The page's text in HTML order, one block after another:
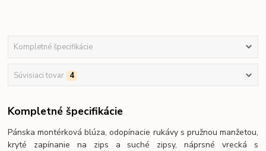
Kompletné špecifikácie
Súvisiaci tovar 4
Kompletné špecifikácie
Pánska montérková blúza, odopínacie rukávy s pružnou manžetou,
kryté zapínanie na zips a suché zipsy, náprsné vrecká s